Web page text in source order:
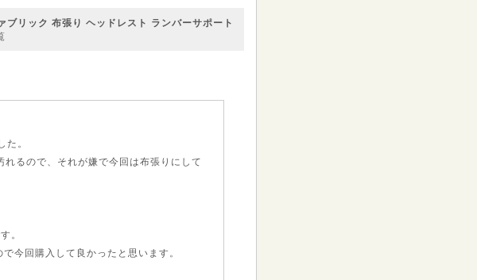
ブリック 布張り ヘッドレスト ランバーサポート
た。
るので、それが嫌で今回は布張りにして
。
今回購入して良かったと思います。